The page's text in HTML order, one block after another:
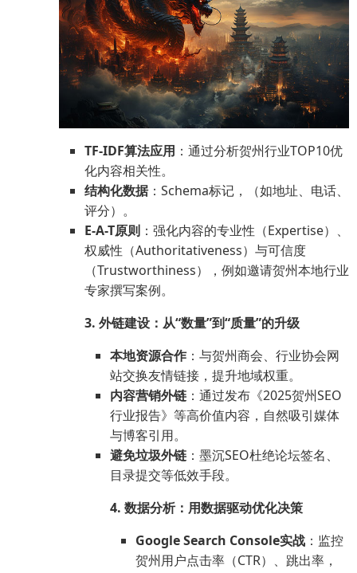
TF-IDF算法应用 ：通过分析贺州行业TOP10优
化内容相关性。
结构化数据：Schema标记，（如地址、电话、
评分）。
E-A-T原则 ：强化内容的专业性（Expertise）、
权威性（Authoritativeness）与可信度
（Trustworthiness），例如邀请贺州本地行业
专家撰写案例。
3. 外链建设：从“数量”到“质量”的升级
本地资源合作 ：与贺州商会、行业协会网
站交换友情链接，提升地域权重。
内容营销外链 ：通过发布《2025贺州SEO
行业报告》等高价值内容，自然吸引媒体
与博客引用。
避免垃圾外链 ：墨沉SEO杜绝论坛签名、
目录提交等低效手段。
4. 数据分析：用数据驱动优化决策
Google Search Console实战 ：监控
贺州用户点击率（CTR）、跳出率，